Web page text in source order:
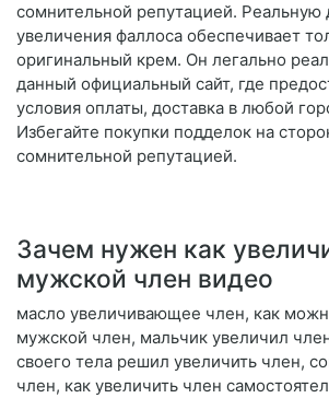
сомнительной репутацией. Реальную
увеличения фаллоса обеспечивает
оригинальный крем. Он легально
данный официальный сайт, где
условия оплаты, доставка в любой
Избегайте покупки подделок на
сомнительной репутацией.
Зачем нужен как
мужской член видео
масло увеличивающее член, как
мужской член, мальчик увеличил
своего тела решил увеличить член,
член, как увеличить член